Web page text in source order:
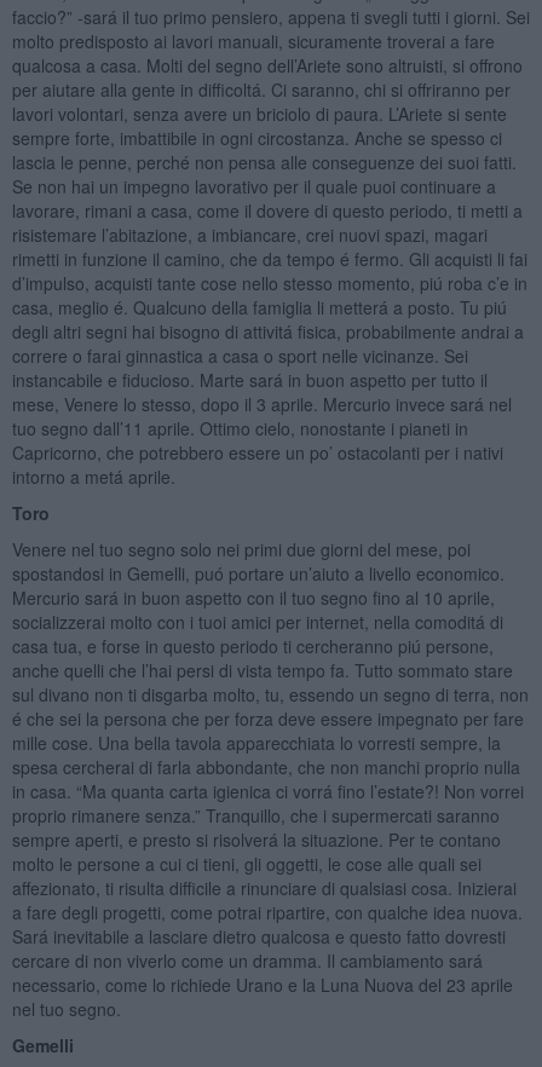
faccio?” -sará il tuo primo pensiero, appena ti svegli tutti i giorni. Sei
molto predisposto ai lavori manuali, sicuramente troverai a fare
qualcosa a casa. Molti del segno dell’Ariete sono altruisti, si offrono
per aiutare alla gente in difficoltá. Ci saranno, chi si offriranno per
lavori volontari, senza avere un briciolo di paura. L’Ariete si sente
sempre forte, imbattibile in ogni circostanza. Anche se spesso ci
lascia le penne, perché non pensa alle conseguenze dei suoi fatti.
Se non hai un impegno lavorativo per il quale puoi continuare a
lavorare, rimani a casa, come il dovere di questo periodo, ti metti a
risistemare l’abitazione, a imbiancare, crei nuovi spazi, magari
rimetti in funzione il camino, che da tempo é fermo. Gli acquisti li fai
d’impulso, acquisti tante cose nello stesso momento, piú roba c’e in
casa, meglio é. Qualcuno della famiglia li metterá a posto. Tu piú
degli altri segni hai bisogno di attivitá fisica, probabilmente andrai a
correre o farai ginnastica a casa o sport nelle vicinanze. Sei
instancabile e fiducioso. Marte sará in buon aspetto per tutto il
mese, Venere lo stesso, dopo il 3 aprile. Mercurio invece sará nel
tuo segno dall’11 aprile. Ottimo cielo, nonostante i pianeti in
Capricorno, che potrebbero essere un po’ ostacolanti per i nativi
intorno a metá aprile.
Toro
Venere nel tuo segno solo nei primi due giorni del mese, poi
spostandosi in Gemelli, puó portare un’aiuto a livello economico.
Mercurio sará in buon aspetto con il tuo segno fino al 10 aprile,
socializzerai molto con i tuoi amici per internet, nella comoditá di
casa tua, e forse in questo periodo ti cercheranno piú persone,
anche quelli che l’hai persi di vista tempo fa. Tutto sommato stare
sul divano non ti disgarba molto, tu, essendo un segno di terra, non
é che sei la persona che per forza deve essere impegnato per fare
mille cose. Una bella tavola apparecchiata lo vorresti sempre, la
spesa cercherai di farla abbondante, che non manchi proprio nulla
in casa. “Ma quanta carta igienica ci vorrá fino l’estate?! Non vorrei
proprio rimanere senza.” Tranquillo, che i supermercati saranno
sempre aperti, e presto si risolverá la situazione. Per te contano
molto le persone a cui ci tieni, gli oggetti, le cose alle quali sei
affezionato, ti risulta difficile a rinunciare di qualsiasi cosa. Inizierai
a fare degli progetti, come potrai ripartire, con qualche idea nuova.
Sará inevitabile a lasciare dietro qualcosa e questo fatto dovresti
cercare di non viverlo come un dramma. Il cambiamento sará
necessario, come lo richiede Urano e la Luna Nuova del 23 aprile
nel tuo segno.
Gemelli